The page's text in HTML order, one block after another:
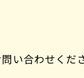
い合わせくだ